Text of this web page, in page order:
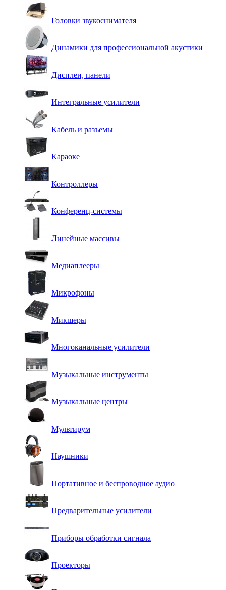
Головки звукоснимателя
Динамики для профессиональной акустики
Дисплеи, панели
Интегральные усилители
Кабель и разъемы
Караоке
Контроллеры
Конференц-системы
Линейные массивы
Медиаплееры
Микрофоны
Микшеры
Многоканальные усилители
Музыкальные инструменты
Музыкальные центры
Мультирум
Наушники
Портативное и беспроводное аудио
Предварительные усилители
Приборы обработки сигнала
Проекторы